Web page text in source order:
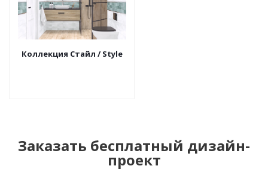
Коллекция Стайл / Style
Заказать бесплатный дизайн-
проект